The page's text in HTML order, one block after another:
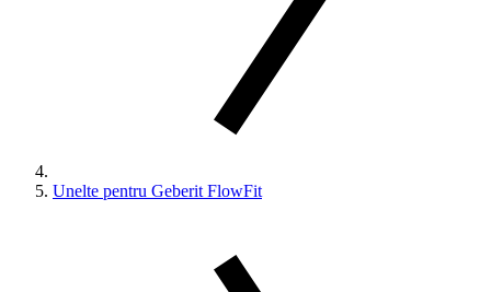
Unelte pentru Geberit FlowFit